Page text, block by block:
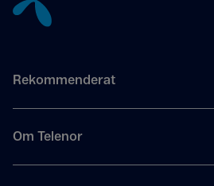
Rekommenderat
Om Telenor